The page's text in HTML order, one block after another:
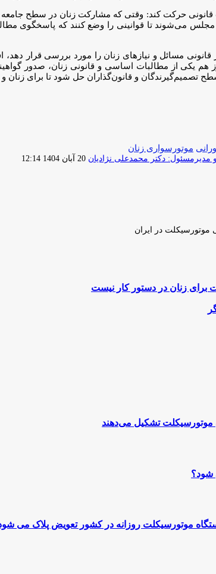
مجلس می‌شوند تا قوانینی را وضع کنند که پاسخگوی
قانونی مسائل و نیازهای زنان را مورد بررسی قرار
یکی از مطالبات اساسی و قانونی زنان، صدور
و قانون‌گذاران حل شود تا برای زنان و
موتورسواری زنان
دکتر محمدعلی نژادیان ارسال
20 آبان 1404 12:14
موتورسیکلت در ایران
زنان در دستور کار نیست
شود؟
موتورسیکلت روزانه در کشور تعویض پلاک می